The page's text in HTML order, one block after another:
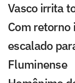
Vasco irrita
Com retorno
escalado
Fluminense